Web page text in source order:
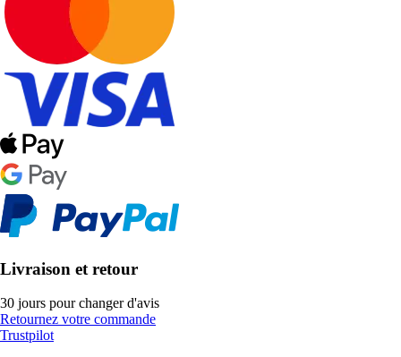
Livraison et retour
30 jours pour changer d'avis
Retournez votre commande
Trustpilot